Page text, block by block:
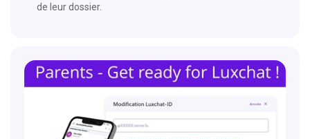
de leur dossier.